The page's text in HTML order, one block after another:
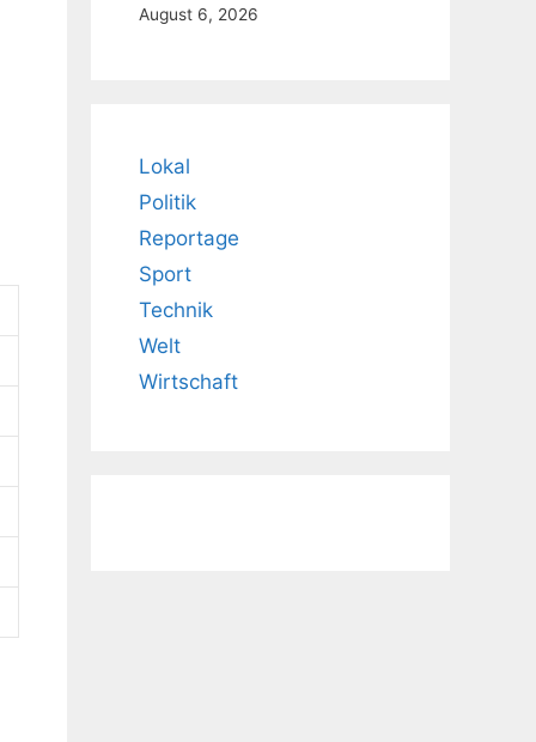
August 6, 2026
Lokal
Politik
Reportage
Sport
Technik
Welt
Wirtschaft